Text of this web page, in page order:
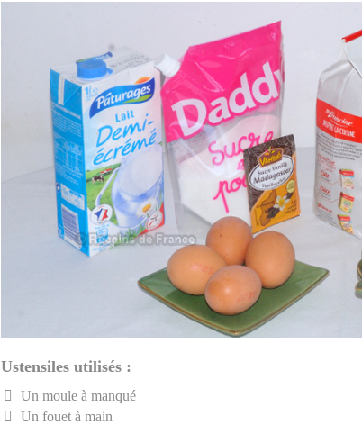
Ustensiles utilisés :
Un moule à manqué
Un fouet à main